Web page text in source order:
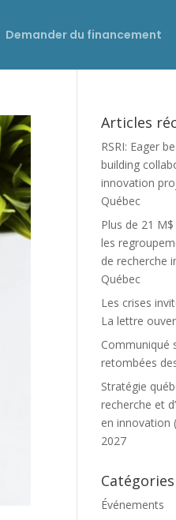
Demander du financement
Articles
RSRI: Eager
building
innovation
Québec
Plus de 21
les
de recherche
Québec
Les crises
La lettre
Communiqué
retombées
Stratégie
recherche et
en innovation
2027
Catégories
Événements